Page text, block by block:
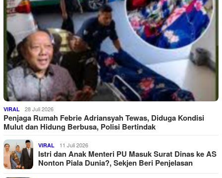
VIRAL 28 Juli 2026
Penjaga Rumah Febrie Adriansyah Tewas, Diduga Kondisi
Mulut dan Hidung Berbusa, Polisi Bertindak
VIRAL 11 Juli 2026
Istri dan Anak Menteri PU Masuk Surat Dinas ke AS
Nonton Piala Dunia?, Sekjen Beri Penjelasan